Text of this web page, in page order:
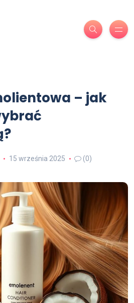
– jak
15 września 2025 (0)